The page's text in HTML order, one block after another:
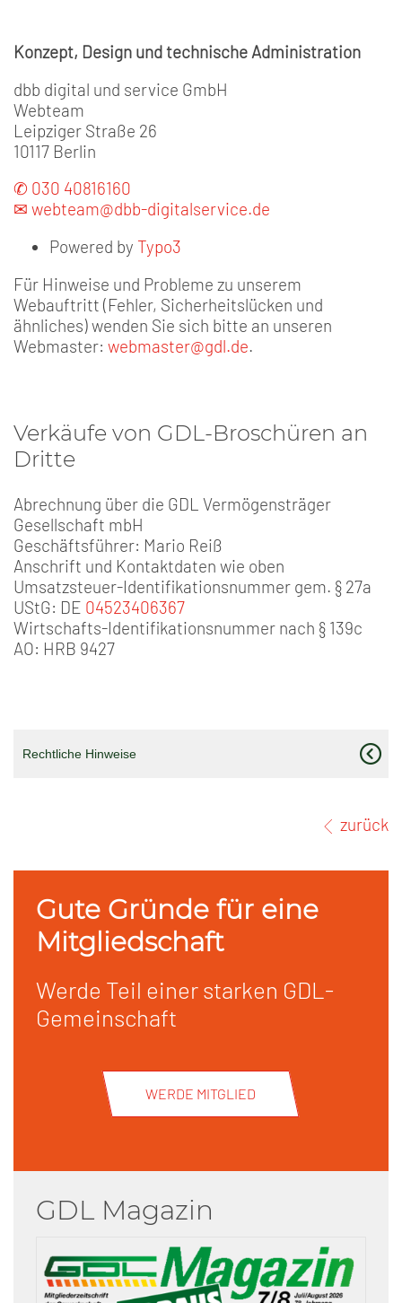
Konzept, Design und technische Administration
dbb digital und service GmbH
Webteam
Leipziger Straße 26
10117 Berlin
✆ 030 40816160
✉ webteam@dbb-digitalservice.de
Powered by Typo3
Für Hinweise und Probleme zu unserem
Webauftritt (Fehler, Sicherheitslücken und
ähnliches) wenden Sie sich bitte an unseren
Webmaster: webmaster@gdl.de.
Verkäufe von GDL-Broschüren an
Dritte
Abrechnung über die GDL Vermögensträger
Gesellschaft mbH
Geschäftsführer: Mario Reiß
Anschrift und Kontaktdaten wie oben
Umsatzsteuer-Identifikationsnummer gem. § 27a
UStG: DE 04523406367
Wirtschafts-Identifikationsnummer nach § 139c
AO: HRB 9427
Rechtliche Hinweise
zurück
Gute Gründe für eine
Mitgliedschaft
Werde Teil einer starken GDL-
Gemeinschaft
WERDE MITGLIED
GDL Magazin